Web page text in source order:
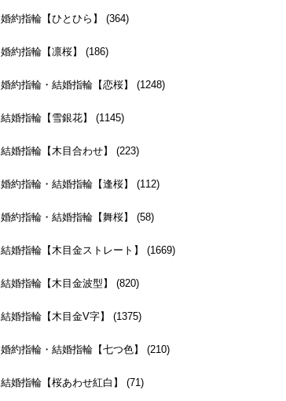
婚約指輪【ひとひら】 (364)
婚約指輪【凛桜】 (186)
婚約指輪・結婚指輪【恋桜】 (1248)
結婚指輪【雪銀花】 (1145)
結婚指輪【木目合わせ】 (223)
婚約指輪・結婚指輪【逢桜】 (112)
婚約指輪・結婚指輪【舞桜】 (58)
結婚指輪【木目金ストレート】 (1669)
結婚指輪【木目金波型】 (820)
結婚指輪【木目金V字】 (1375)
婚約指輪・結婚指輪【七つ色】 (210)
結婚指輪【桜あわせ紅白】 (71)